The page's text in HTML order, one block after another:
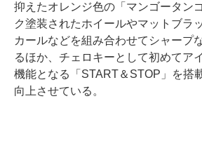
抑えたオレンジ色の「マンゴータン
ク塗装されたホイールやマットブラ
カールなどを組み合わせてシャープ
るほか、チェロキーとして初めてア
機能となる「START＆STOP」を搭
向上させている。